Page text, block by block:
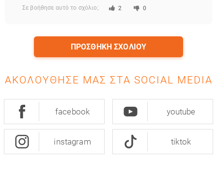
Σε βοήθησε αυτό το σχόλιο; 2 0
ΠΡΟΣΘΉΚΗ ΣΧΟΛΊΟΥ
ΑΚΟΛΟΎΘΗΣΈ ΜΑΣ ΣΤΑ SOCIAL MEDIA
facebook youtube
instagram tiktok